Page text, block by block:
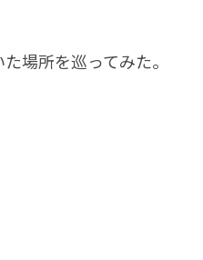
場所を巡ってみた。